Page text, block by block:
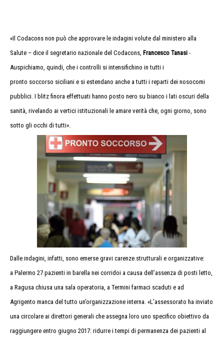
«Il Codacons non può che approvare le indagini volute dal ministero alla
Salute – dice il segretario nazionale del Codacons, Francesco Tanasi -
Auspichiamo, quindi, che i controlli si intensifichino in tutti i
pronto soccorso siciliani e si estendano anche a tutti i reparti dei nosocomi
pubblici. I blitz finora effettuati hanno posto nero su bianco i lati oscuri della
sanità, rivelando ai vertici istituzionali le amare verità che, ogni giorno, sono
sotto gli occhi di tutti».
Dalle indagini, infatti, sono emerse gravi carenze strutturali e organizzative:
a Palermo 27 pazienti in barella nei corridoi a causa dell’assenza di posti letto,
a Ragusa chiusa una sala operatoria, a Termini farmaci scaduti e ad
Agrigento manca del tutto un’organizzazione interna. «L’assessorato ha inviato
una circolare ai direttori generali che assegna loro uno specifico obiettivo da
raggiungere entro giugno 2017: ridurre i tempi di permanenza dei pazienti al